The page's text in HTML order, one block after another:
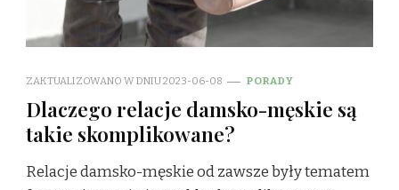
ZAKTUALIZOWANO W DNIU2023-06-08 PORADY
Dlaczego relacje damsko-męskie są
takie skomplikowane?
Relacje damsko-męskie od zawsze były tematem